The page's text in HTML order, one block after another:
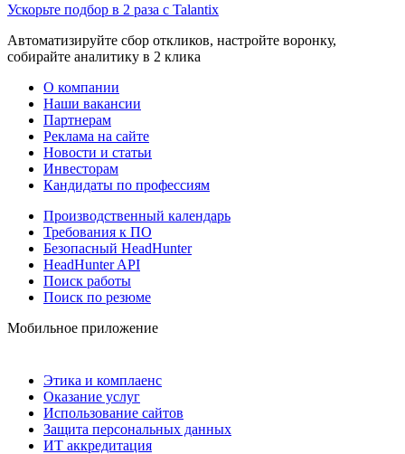
Ускорьте подбор в 2 раза с Talantix
Автоматизируйте сбор откликов, настройте воронку,
собирайте аналитику в 2 клика
О компании
Наши вакансии
Партнерам
Реклама на сайте
Новости и статьи
Инвесторам
Кандидаты по профессиям
Производственный календарь
Требования к ПО
Безопасный HeadHunter
HeadHunter API
Поиск работы
Поиск по резюме
Мобильное приложение
Этика и комплаенс
Оказание услуг
Использование сайтов
Защита персональных данных
ИТ аккредитация